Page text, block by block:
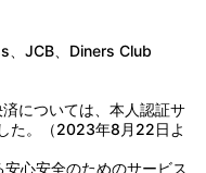
、JCB、Diners Club
については、本人認証サ
た。（2023年8月22日よ
心安全のためのサービス